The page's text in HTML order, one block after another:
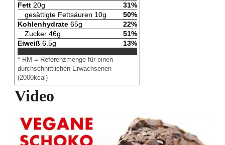
Fett 20g 31%
gesättigte Fettsäuren 10g 50%
Kohlenhydrate 65g 22%
Zucker 46g 51%
Eiweiß 6.5g 13%
* RM = Referenzmenge für einen
durchschnittlichen Erwachsenen
(2000kcal)
Video